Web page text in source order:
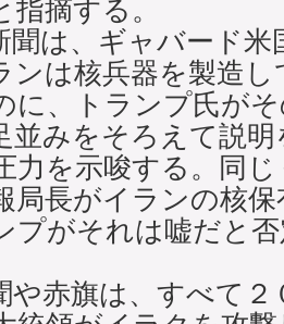
摘する。
は、ギャバード米
ンは核兵器を製造
に、トランプ氏が
並みをそろえて説
力を示唆する。同
局長がイランの核
プがそれは嘘だと
赤旗は、すべて２